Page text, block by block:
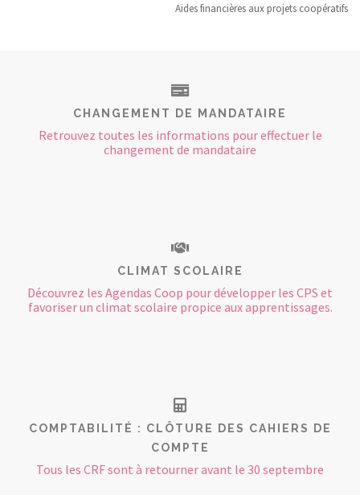
Aides financières aux projets coopératifs
CHANGEMENT DE MANDATAIRE
Retrouvez toutes les informations pour effectuer le
changement de mandataire
CLIMAT SCOLAIRE
Découvrez les Agendas Coop pour développer les CPS et
favoriser un climat scolaire propice aux apprentissages.
COMPTABILITÉ : CLÔTURE DES CAHIERS DE
COMPTE
Tous les CRF sont à retourner avant le 30 septembre